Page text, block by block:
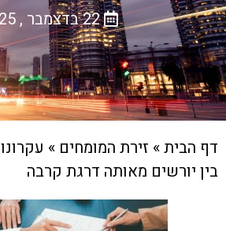
22 בדצמבר , 2025
דף הבית» זירת המומחים »
בין יורשים מאותה דרגת קרבה